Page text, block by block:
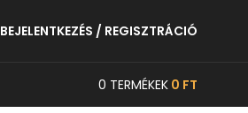
BEJELENTKEZÉS / REGISZTRÁCIÓ
0 TERMÉKEK 0 FT